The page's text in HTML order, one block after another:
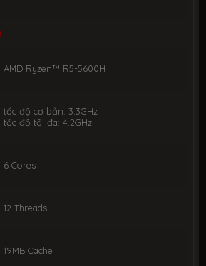
AMD Ryzen™ R5-5600H
tốc độ cơ bản: 3.3GHz
tốc độ tối đa: 4.2GHz
6 Cores
12 Threads
19MB Cache